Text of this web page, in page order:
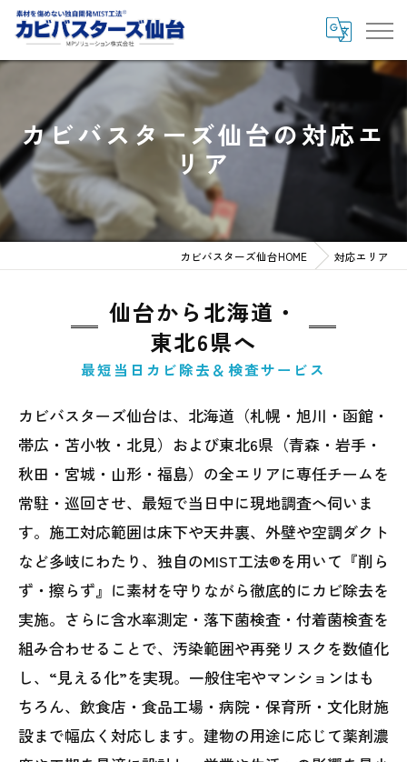
カビバスターズ仙台の対応エ
リア
カビバスターズ仙台HOME 対応エリア
最短当日カビ除去＆検査サービス
仙台から北海道・
東北6県へ
カビバスターズ仙台は、北海道（札幌・旭川・函館・
帯広・苫小牧・北見）および東北6県（青森・岩手・
秋田・宮城・山形・福島）の全エリアに専任チームを
常駐・巡回させ、最短で当日中に現地調査へ伺いま
す。施工対応範囲は床下や天井裏、外壁や空調ダクト
など多岐にわたり、独自のMIST工法®を用いて『削ら
ず・擦らず』に素材を守りながら徹底的にカビ除去を
実施。さらに含水率測定・落下菌検査・付着菌検査を
組み合わせることで、汚染範囲や再発リスクを数値化
し、“見える化”を実現。一般住宅やマンションはも
ちろん、飲食店・食品工場・病院・保育所・文化財施
設まで幅広く対応します。建物の用途に応じて薬剤濃